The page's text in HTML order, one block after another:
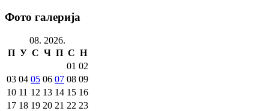
Фото галерија
08. 2026.
П У С Ч П С Н
01 02
03 04 05 06 07 08 09
10 11 12 13 14 15 16
17 18 19 20 21 22 23